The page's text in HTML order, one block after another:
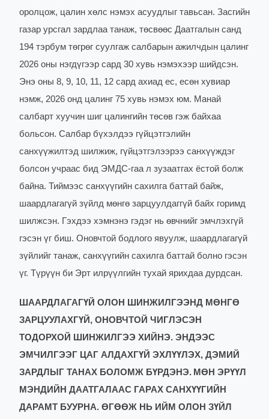
оролцож, цалин хөлс нэмэх асуудлыг тавьсан. Засгийн
газар урсгал зардлаа танаж, төсвөөс Даатгалын санд
194 тэрбум төгрөг суулгаж салбарын ажилчдын цалинг
2026 оны нэгдүгээр сард 30 хувь нэмэхээр шийдсэн.
Энэ оны 8, 9, 10, 11, 12 сард ахиад ес, есөн хувиар
нэмж, 2026 онд цалинг 75 хувь нэмэх юм. Манай
салбарт хуучин шиг цалингийн төсөв гэж байхаа
больсон. Салбар бүхэлдээ гүйцэтгэлийн
санхүүжилтэд шилжиж, гүйцэтгэлээрээ санхүүждэг
болсон учраас бид ЭМДС-гаа л зузаатгах ёстой болж
байна. Тиймээс санхүүгийн сахилга баттай байж,
шаардлагагүй зүйлд мөнгө зарцуулдаггүй байх горимд
шилжсэн. Гэхдээ хэмнэнэ гэдэг нь өвчнийг эмчлэхгүй
гэсэн үг биш. Оновчтой бодлого явуулж, шаардлагагүй
зүйлийг танаж, санхүүгийн сахилга баттай болно гэсэн
үг. Түрүүн би Эрт илрүүлгийн тухай ярихдаа дурдсан.
ШААРДЛАГАГҮЙ ОЛОН ШИНЖИЛГЭЭНД МӨНГӨ
ЗАРЦУУЛАХГҮЙ, ОНОВЧТОЙ ЧИГЛЭСЭН
ТОДОРХОЙ ШИНЖИЛГЭЭ ХИЙНЭ. ЭНДЭЭС
ЭМЧИЛГЭЭГ ЦАГ АЛДАХГҮЙ ЭХЛҮҮЛЭХ, ДЭМИЙ
ЗАРДЛЫГ ТАНАХ БОЛОМЖ БҮРДЭНЭ. МӨН ЭРҮҮЛ
МЭНДИЙН ДААТГАЛААС ГАРАХ САНХҮҮГИЙН
ДАРАМТ БУУРНА. ӨГӨӨЖ НЬ ИЙМ ОЛОН ЗҮЙЛ